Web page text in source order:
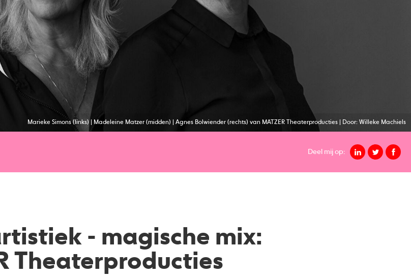
Marieke Simons (links) | Madeleine Matzer (midden) | Agnes Bolwiender (rechts) van MATZER Theaterproducties | Door: Willeke Machiels
Deel mij op:
- magische mix:
Theaterproducties